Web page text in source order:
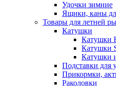
Удочки зимние
Ящики, каны
Товары для летней
Катушки
Катушки
Катушки
Катушки
Подставки для
Прикормки,
Раколовки